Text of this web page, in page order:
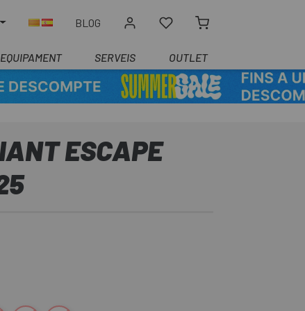
BLOG
EQUIPAMENT SERVEIS OUTLET
ESCAPE